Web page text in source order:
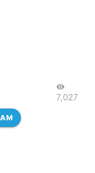
visibility
7,027